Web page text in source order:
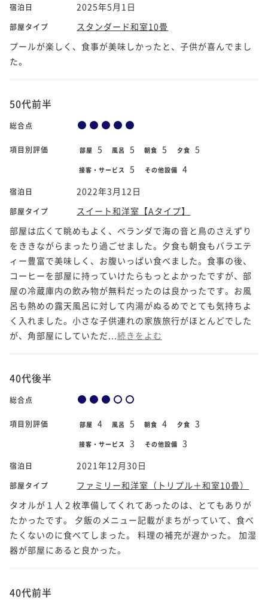
宿泊日 2025年5月1日
部屋タイプ
スタンダード和室10畳
プールが楽しく、食事が美味しかったと、子供が喜んでまし
た。
50代前半
総合点
項目別評価 部屋 5 風呂 5 朝食 5 夕食 5
接客・サービス 5 その他設備 4
宿泊日 2022年3月12日
部屋タイプ
スイート和洋室【Aタイプ】
部屋は広くて眺めもよく、ベランダで海の音と鳥のさえずり
をききながらまったり過ごせました。夕食も朝食もバラエテ
ィー豊富で美味しく、お腹いっぱい食べました。食事の後、
コーヒーを部屋に持っていけたらもっとよかったですが、部
屋の冷蔵庫内の飲み物が無料だったのは良かったです。お風
呂も熱めの露天風呂に対して内湯がぬるめでとても気持ちよ
く入れました。小さな子供連れの家族旅行がほとんどでした
が、角部屋にしていただ... 続きをよむ
40代後半
総合点
項目別評価 部屋 4 風呂 5 朝食 4 夕食 3
接客・サービス 3 その他設備 3
宿泊日 2021年12月30日
部屋タイプ
ファミリー和洋室（トリプル＋和室10畳）
タオルが１人２枚準備してくれてあったのは、とてもありが
たかったです。 夕飯のメニュー記載がまちがっていて、食べ
たくないのに食べてしまった。 料理の補充が遅かった。 加湿
器が部屋にあると良かった。
40代前半